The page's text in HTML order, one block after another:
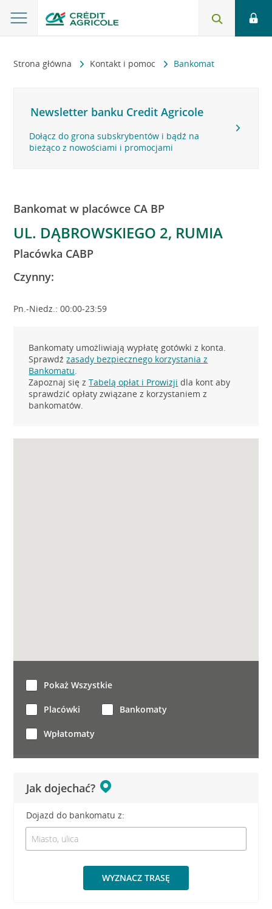
Strona główna Kontakt i pomoc Bankomat
Newsletter banku Credit Agricole
Dołącz do grona subskrybentów i bądź na
bieżąco z nowościami i promocjami
Bankomat w placówce CA BP
UL. DĄBROWSKIEGO 2, RUMIA
Placówka CABP
Czynny:
Pn.-Niedz.: 00:00-23:59
Bankomaty umożliwiają wypłatę gotówki z konta.
Sprawdźzasady bezpiecznego korzystania z
Bankomatu.
Zapoznaj się zTabelą opłat i Prowizji dla kont aby
sprawdzić opłaty związane z korzystaniem z
bankomatów.
Jak dojechać?
Dojazd do bankomatu z:
WYZNACZ TRASĘ
Pokaż Wszystkie
Placówki Bankomaty
Wpłatomaty